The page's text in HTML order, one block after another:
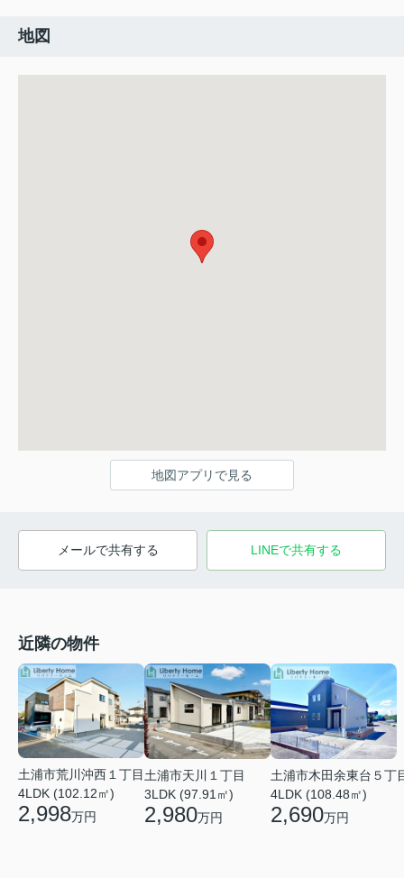
地図
地図アプリで見る
メールで共有する LINEで共有する
近隣の物件
土浦市荒川沖西１丁目
4LDK (102.12㎡)
2,998万円
土浦市天川１丁目
3LDK (97.91㎡)
2,980万円
土浦市木田余東台５丁
4LDK (108.48㎡)
2,690万円